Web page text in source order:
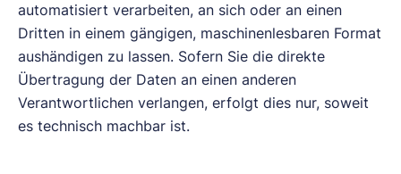
automatisiert verarbeiten, an sich oder an einen
Dritten in einem gängigen, maschinenlesbaren Format
aushändigen zu lassen. Sofern Sie die direkte
Übertragung der Daten an einen anderen
Verantwortlichen verlangen, erfolgt dies nur, soweit
es technisch machbar ist.